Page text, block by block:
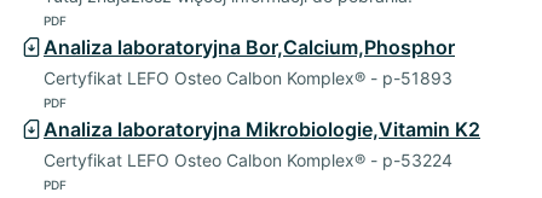
PDF
Analiza laboratoryjna Bor,Calcium,Phosphor
Certyfikat LEFO Osteo Calbon Komplex® - p-51893
PDF
Analiza laboratoryjna Mikrobiologie,Vitamin K2
Certyfikat LEFO Osteo Calbon Komplex® - p-53224
PDF